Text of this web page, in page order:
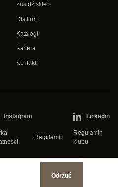
Znajdź sklep
Dla firm
Katalogi
Kariera
Kontakt
Regulamin
Regulamin
klubu
Instagram Linkedin
Odrzuć